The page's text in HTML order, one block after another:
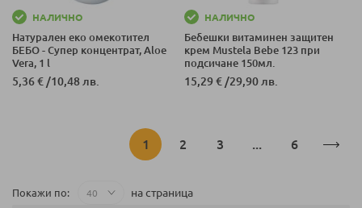
НАЛИЧНО
Натурален еко омекотител
БЕБО - Супер концентрат, Aloe
Vera, 1 l
5,36 €/10,48 лв.
НАЛИЧНО
Бебешки витаминен защитен
крем Mustela Bebe 123 при
подсичане 150мл.
15,29 €/29,90 лв.
В
1 Страница
2 Страница
3 ... Страница
6
Покажи по на страница